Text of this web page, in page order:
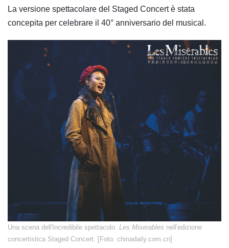
La versione spettacolare del Staged Concert è stata
concepita per celebrare il 40° anniversario del musical.
Una scena dell'incredibile spettacolo Les Miserables nell'edizione
concertistica Staged Concert. [Foto: chinadaily.com.cn]